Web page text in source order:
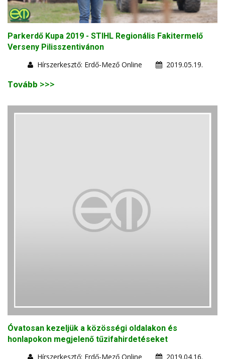
Parkerdő Kupa 2019 - STIHL Regionális Fakitermelő
Verseny Pilisszentivánon
Hírszerkesztő: Erdő-Mező Online
2019.05.19.
Tovább >>>
Óvatosan kezeljük a közösségi oldalakon és
honlapokon megjelenő tűzifahirdetéseket
Hírszerkesztő: Erdő-Mező Online
2019.04.16.